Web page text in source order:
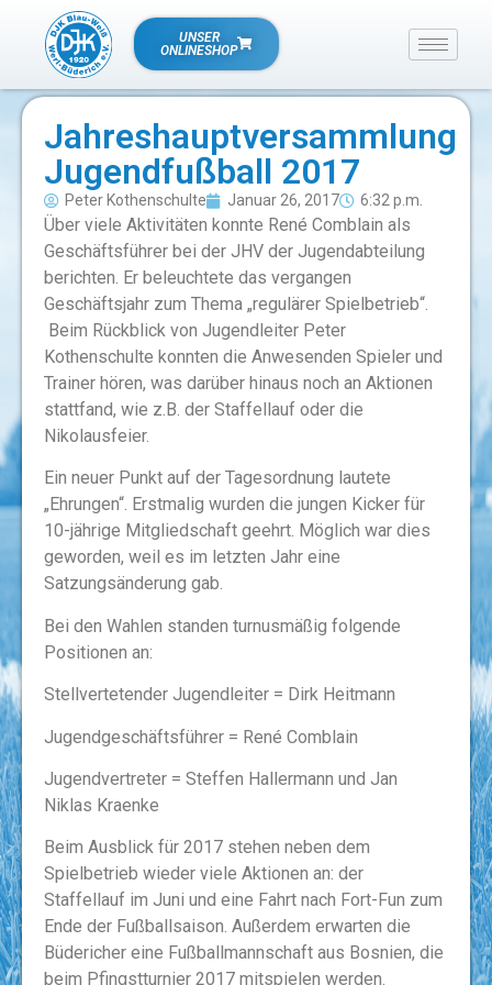
UNSER
ONLINESHOP
Jahreshauptversammlung
Jugendfußball 2017
Peter Kothenschulte Januar 26, 2017 6:32 p.m.
Über viele Aktivitäten konnte René Comblain als
Geschäftsführer bei der JHV der Jugendabteilung
berichten. Er beleuchtete das vergangen
Geschäftsjahr zum Thema „regulärer Spielbetrieb“.
Beim Rückblick von Jugendleiter Peter
Kothenschulte konnten die Anwesenden Spieler und
Trainer hören, was darüber hinaus noch an Aktionen
stattfand, wie z.B. der Staffellauf oder die
Nikolausfeier.
Ein neuer Punkt auf der Tagesordnung lautete
„Ehrungen“. Erstmalig wurden die jungen Kicker für
10-jährige Mitgliedschaft geehrt. Möglich war dies
geworden, weil es im letzten Jahr eine
Satzungsänderung gab.
Bei den Wahlen standen turnusmäßig folgende
Positionen an:
Stellvertetender Jugendleiter = Dirk Heitmann
Jugendgeschäftsführer = René Comblain
Jugendvertreter = Steffen Hallermann und Jan
Niklas Kraenke
Beim Ausblick für 2017 stehen neben dem
Spielbetrieb wieder viele Aktionen an: der
Staffellauf im Juni und eine Fahrt nach Fort-Fun zum
Ende der Fußballsaison. Außerdem erwarten die
Büdericher eine Fußballmannschaft aus Bosnien, die
beim Pfingstturnier 2017 mitspielen werden.